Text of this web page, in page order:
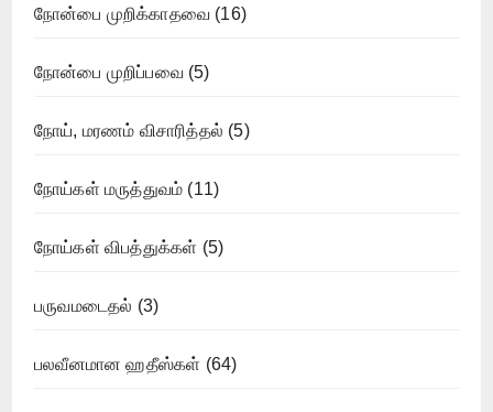
நோன்பை முறிக்காதவை (16)
நோன்பை முறிப்பவை(5)
நோய், மரணம் விசாரித்தல் (5)
நோய்கள் மருத்துவம் (11)
நோய்கள் விபத்துக்கள் (5)
பருவமடைதல் (3)
பலவீனமான ஹதீஸ்கள் (64)